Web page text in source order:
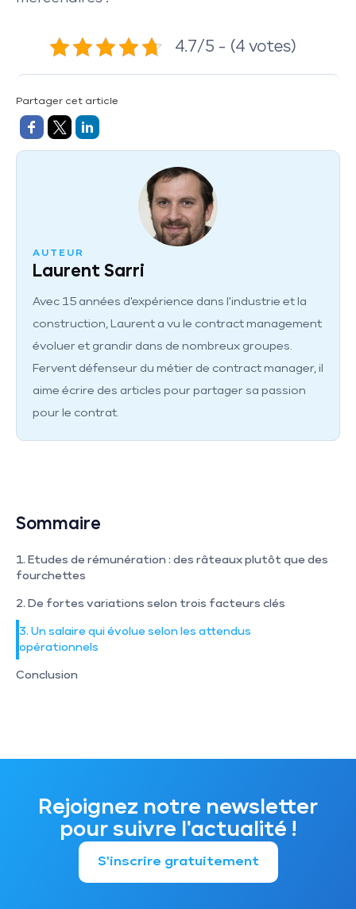
4.7/5 - (4 votes)
AUTEUR
Laurent Sarri
Avec 15 années d'expérience dans l'industrie et la
construction, Laurent a vu le contract management
évoluer et grandir dans de nombreux groupes.
Fervent défenseur du métier de contract manager, il
aime écrire des articles pour partager sa passion
pour le contrat.
Partager cet article
Sommaire
1. Etudes de rémunération : des râteaux plutôt que des
fourchettes
2. De fortes variations selon trois facteurs clés
3. Un salaire qui évolue selon les attendus
opérationnels
Conclusion
Rejoignez notre newsletter
pour suivre l'actualité !
S'inscrire gratuitement